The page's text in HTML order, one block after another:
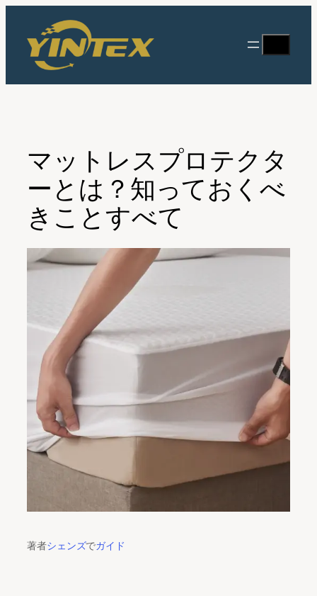
キ
索
マットレスプロテクタ
ーとは？知っておくべ
きことすべて
著者シェンズでガイド